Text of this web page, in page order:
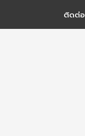
ติดต่อ